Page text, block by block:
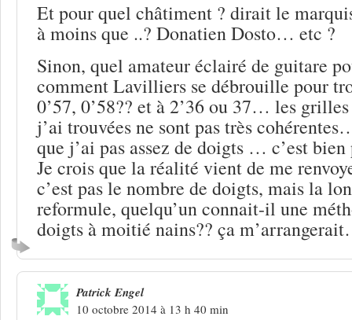
Et pour quel châtiment ? dirait le
à moins que ..? Donatien Dosto… etc ?
Sinon, quel amateur éclairé de guitare
comment Lavilliers se débrouille pour
0’57, 0’58?? et à 2’36 ou 37… les
j’ai trouvées ne sont pas très
que j’ai pas assez de doigts … c’est
Je crois que la réalité vient de me
c’est pas le nombre de doigts, mais la
reformule, quelqu’un connait-il une
doigts à moitié nains?? ça
Patrick Engel
10 octobre 2014 à 13 h 40 min